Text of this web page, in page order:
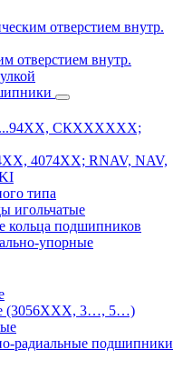
отверстием внутр.
отверстием внутр.
СКХХХХХХ;
4074ХХ; RNAV, NAV,
типа
игольчатые
кольца подшипников
упорные
(3056ХХХ, 3…, 5…)
радиальные подшипники